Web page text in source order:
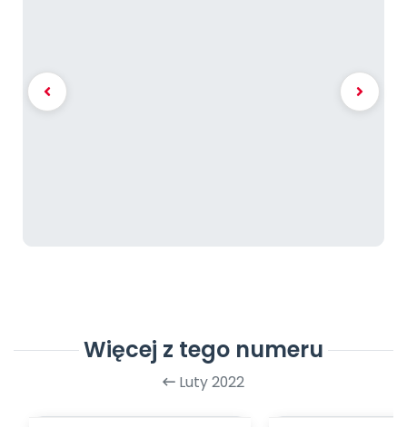
Więcej z tego numeru
Luty 2022